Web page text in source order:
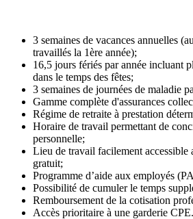
3 semaines de vacances annuelles
travaillés la 1ère année);
16,5 jours fériés par année incluant
dans le temps des fêtes;
3 semaines de journées de maladie
Gamme complète d'assurances
Régime de retraite à prestation
Horaire de travail permettant de
personnelle;
Lieu de travail facilement accessible
gratuit;
Programme d’aide aux employés
Possibilité de cumuler le temps
Remboursement de la cotisation
Accès prioritaire à une garderie CPE.